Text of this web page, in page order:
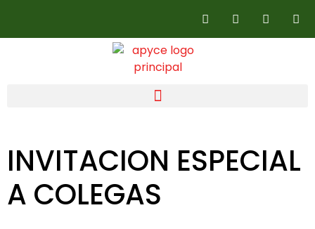
INVITACION ESPECIAL
A COLEGAS